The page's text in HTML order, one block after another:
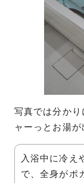
写真では分か
ャーっとお湯が
入浴中に冷え
で、全身がポ